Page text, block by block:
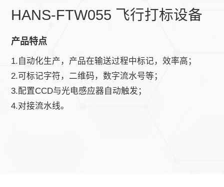
HANS-FTW055 飞行打标设备
产品特点
1.自动化生产，产品在输送过程中标记，效率高；
2.可标记字符，二维码，数字流水号等；
3.配置CCD与光电感应器自动触发；
4.对接流水线。